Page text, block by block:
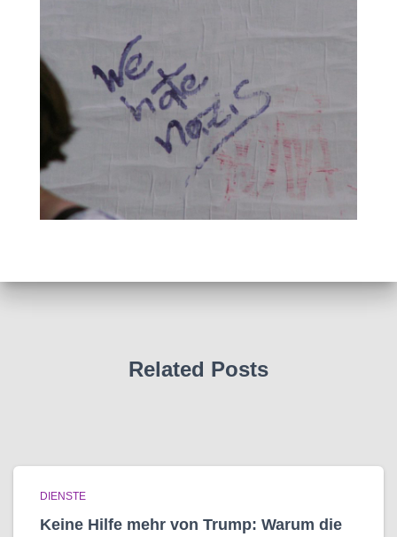
Related Posts
DIENSTE
Keine Hilfe mehr von Trump: Warum die